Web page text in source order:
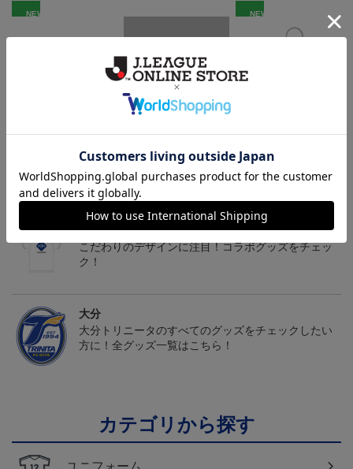
NEW
大分トリニータ カメッ
大分トリニータ ピカチ
2,500円
NEW
大分トリニータ カメッ
1,100円
トピックス
大分
こだわりのデザインに注目！コラボグッズをチェッ
ク！
大分
大分トリニータのすべてのグッズをチェックしたい
方に！全グッズ一覧はこちら！
カテゴリから探す